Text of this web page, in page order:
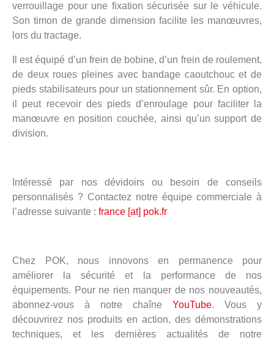
verrouillage pour une fixation sécurisée sur le véhicule.
Son timon de grande dimension facilite les manœuvres,
lors du tractage.
Il est équipé d’un frein de bobine, d’un frein de roulement,
de deux roues pleines avec bandage caoutchouc et de
pieds stabilisateurs pour un stationnement sûr. En option,
il peut recevoir des pieds d’enroulage pour faciliter la
manœuvre en position couchée, ainsi qu’un support de
division.
Intéressé par nos dévidoirs ou besoin de conseils
personnalisés ? Contactez notre équipe commerciale à
l’adresse suivante : france [at] pok.fr
Chez POK, nous innovons en permanence pour
améliorer la sécurité et la performance de nos
équipements. Pour ne rien manquer de nos nouveautés,
abonnez-vous à notre chaîne YouTube. Vous y
découvrirez nos produits en action, des démonstrations
techniques, et les dernières actualités de notre